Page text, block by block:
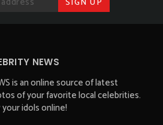
NEWS
is an online source of latest
of your favorite local celebrities.
idols online!